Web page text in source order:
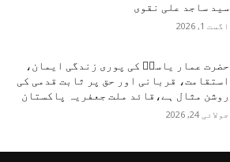
سید ساجد علی نقوی
اگست 1, 2026
حضرت عمار یاسرؑ کی پوری زندگی ایمان،
استقامت، قربانی اور حق پر ثابت قدمی کی
روشن مثال ہے،قائد ملت جعفریہ پاکستان
جولائی 24, 2026